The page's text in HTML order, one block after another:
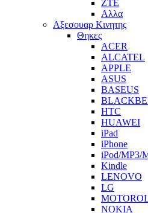
ZTE
Αλλα
Αξεσουαρ Κινητης
Θηκες
ACER
ALCATEL
APPLE
ASUS
BASEUS
HTC
HUAWEI
iPad
iPhone
iPod/MP3/
Kindle
LENOVO
LG
NOKIA